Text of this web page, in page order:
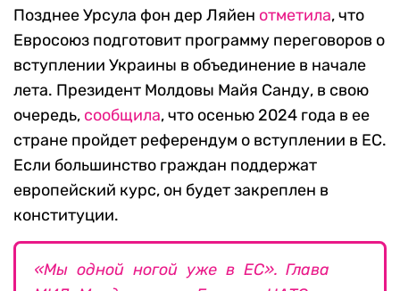
Позднее Урсула фон дер Ляйен отметила, что
Евросоюз подготовит программу переговоров о
вступлении Украины в объединение в начале
лета. Президент Молдовы Майя Санду, в свою
очередь, сообщила, что осенью 2024 года в ее
стране пройдет референдум о вступлении в ЕС.
Если большинство граждан поддержат
европейский курс, он будет закреплен в
конституции.
«Мы одной ногой уже в ЕС». Глава